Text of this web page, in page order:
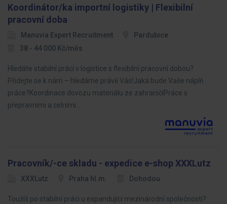
Koordinátor/ka importní logistiky | Flexibilní
pracovní doba
Manuvia Expert Recruitment
Pardubice
38 - 44 000 Kč/měs
Hledáte stabilní práci v logistice s flexibilní pracovní dobou?
Přidejte se k nám – hledáme právě Vás!Jaká bude Vaše náplň
práce?Koordinace dovozu materiálu ze zahraničíPráce s
přepravními a celními…
Pracovník/-ce skladu - expedice e-shop XXXLutz
XXXLutz Praha hl.m. Dohodou
Toužíš po stabilní práci u expandující mezinárodní společnosti?